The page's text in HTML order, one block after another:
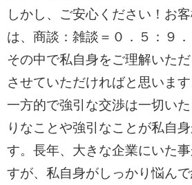
しかし、ご安心ください！お
は、商談：雑談＝０．５：９．
その中で私自身をご理解いた
させていただければと思います
一方的で強引な交渉は一切い
りなことや強引なことが私自
す。長年、大きな企業にいた
すが、私自身がしっかり悩ん